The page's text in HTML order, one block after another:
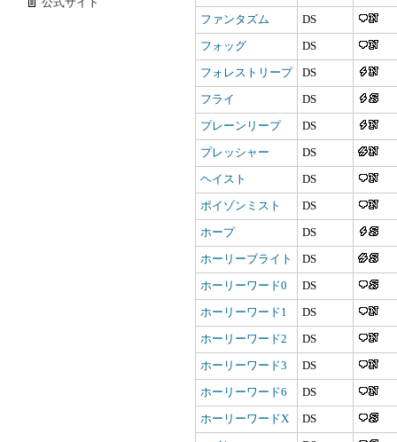
ファンタズム DS
フォッグ DS
フォレストリープ DS
フライ DS
プレーンリープ DS
プレッシャー DS
ヘイスト DS
ポイゾンミスト DS
ホープ DS
ホーリーブライト DS
ホーリーワード0 DS
ホーリーワード1 DS
ホーリーワード2 DS
ホーリーワード3 DS
ホーリーワード6 DS
ホーリーワードX DS
公式サイト